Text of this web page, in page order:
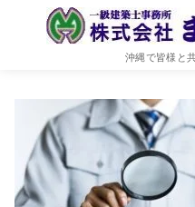
沖縄で皆様と
調査 まつけん設
2021年3月3日